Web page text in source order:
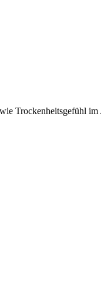
Trockenheitsgefühl